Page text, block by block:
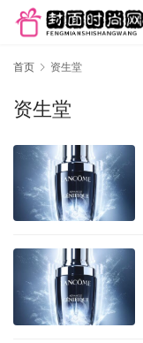
首页 资生堂
资生堂